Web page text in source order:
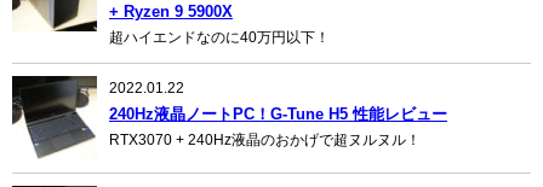
+ Ryzen 9 5900X
超ハイエンドなのに40万円以下！
2022.01.22
240Hz液晶ノートPC！G-Tune H5 性能レビュー
RTX3070 + 240Hz液晶のおかげで超ヌルヌル！